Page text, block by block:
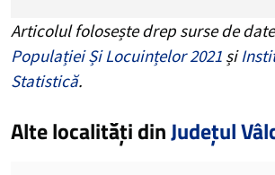
Articolul folosește drep surse de
Populației Și Locuințelor 2021 și
Statistică.
Alte localități dinJudețul